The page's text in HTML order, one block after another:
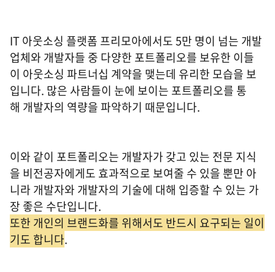
IT 아웃소싱 플랫폼 프리모아에서도 5만 명이 넘는 개발
업체와 개발자들 중 다양한 포트폴리오를 보유한 이들
이 아웃소싱 파트너십 계약을 맺는데 유리한 모습을 보
입니다. 많은 사람들이 눈에 보이는 포트폴리오를 통
해 개발자의 역량을 파악하기 때문입니다.
이와 같이 포트폴리오는 개발자가 갖고 있는 전문 지식
을 비전공자에게도 효과적으로 보여줄 수 있을 뿐만 아
니라 개발자와 개발자의 기술에 대해 입증할 수 있는 가
장 좋은 수단입니다.
또한 개인의 브랜드화를 위해서도 반드시 요구되는 일이
기도 합니다.